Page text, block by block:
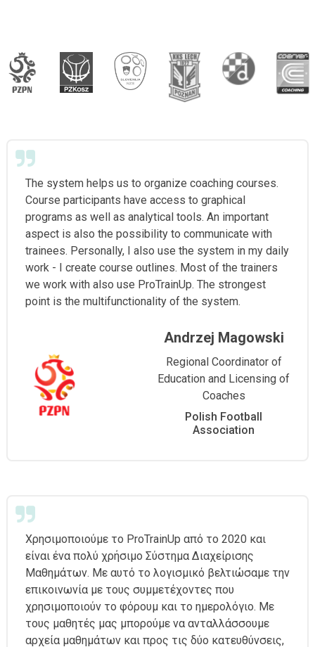
The system helps us to organize coaching courses.
Course participants have access to graphical
programs as well as analytical tools. An important
aspect is also the possibility to communicate with
trainees. Personally, I also use the system in my daily
work - I create course outlines. Most of the trainers
we work with also use ProTrainUp. The strongest
point is the multifunctionality of the system.
Andrzej Magowski
Regional Coordinator of
Education and Licensing of
Coaches
Polish Football
Association
Χρησιμοποιούμε το ProTrainUp από το 2020 και
είναι ένα πολύ χρήσιμο Σύστημα Διαχείρισης
Μαθημάτων. Με αυτό το λογισμικό βελτιώσαμε την
επικοινωνία με τους συμμετέχοντες που
χρησιμοποιούν το φόρουμ και το ημερολόγιο. Με
τους μαθητές μας μπορούμε να ανταλλάσσουμε
αρχεία μαθημάτων και προς τις δύο κατευθύνσεις,